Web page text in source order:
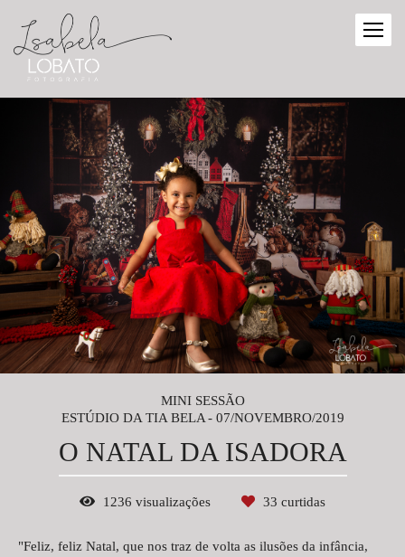
MINI SESSÃO
ESTÚDIO DA TIA BELA
07/NOVEMBRO/2019
O NATAL DA ISADORA
1236 visualizações 33 curtidas
"Feliz, feliz Natal, que nos traz de volta as ilusões da infância,